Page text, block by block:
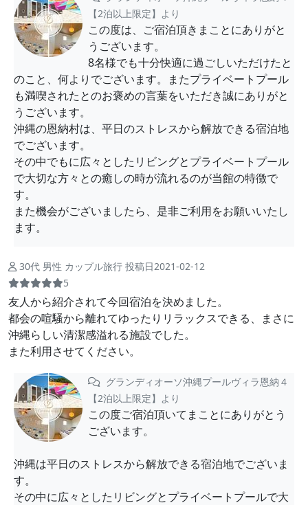
【2泊以上限定】より
この度は、ご宿泊頂きまことにありがと
うございます。
8名様でも十分快適に過ごしいただけたと
のこと、何よりでございます。またプライベートプール
も満喫されたとのお褒めの言葉をいただき誠にありがと
うございます。
沖縄の恩納村は、平日のストレスから解放できる宿泊地
でございます。
その中でもに広々としたリビングとプライベートプール
で大切な方々との癒しの時が流れるのが当館の特徴で
す。
また機会がございましたら、是非ご利用をお願いいたし
ます。
30代 男性 カップル旅行 投稿日2021-02-12
5
友人から紹介されて今回宿泊を決めました。
都会の喧騒から離れてゆったりリラックスできる、まさに
沖縄らしい清潔感溢れる施設でした。
また利用させてください。
グランディオーソ沖縄プールヴィラ恩納４
【2泊以上限定】より
この度ご宿泊頂いてまことにありがとう
ございます。
沖縄は平日のストレスから解放できる宿泊地でございま
す。
その中に広々としたリビングとプライベートプールで大